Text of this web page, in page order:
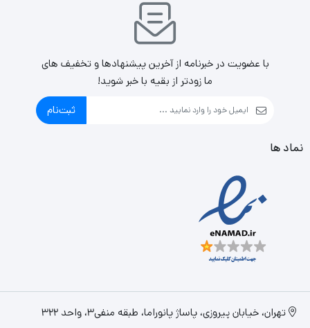
با عضویت در خبرنامه از آخرین پیشنهادها و تخفیف های
ما زودتر از بقیه با خبر شوید!
ثبت‌نام
نماد ها
تهران، خیابان پیروزی، پاساژ پانوراما، طبقه منفی3، واحد 322